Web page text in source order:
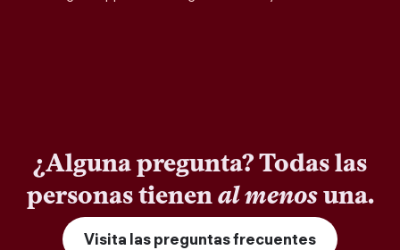
¿Alguna pregunta? Todas las
personas tienenal menosuna.
Visita las preguntas frecuentes